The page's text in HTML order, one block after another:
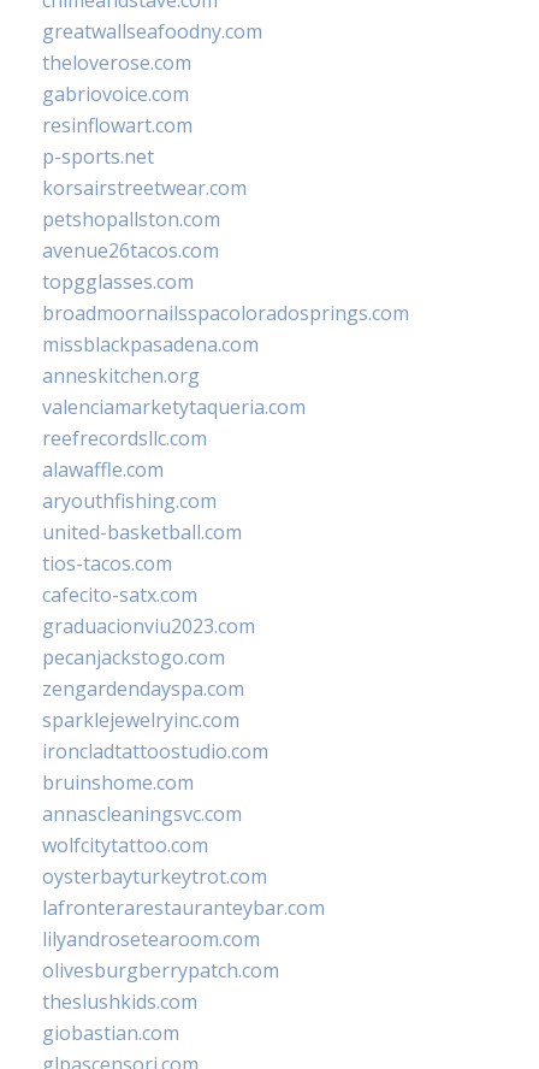
greatwallseafoodny.com
theloverose.com
gabriovoice.com
resinflowart.com
p-sports.net
korsairstreetwear.com
petshopallston.com
avenue26tacos.com
topgglasses.com
broadmoornailsspacoloradosprings.com
missblackpasadena.com
anneskitchen.org
valenciamarketytaqueria.com
reefrecordsllc.com
alawaffle.com
aryouthfishing.com
united-basketball.com
tios-tacos.com
cafecito-satx.com
graduacionviu2023.com
pecanjackstogo.com
zengardendayspa.com
sparklejewelryinc.com
ironcladtattoostudio.com
bruinshome.com
annascleaningsvc.com
wolfcitytattoo.com
oysterbayturkeytrot.com
lafronterarestauranteybar.com
lilyandrosetearoom.com
olivesburgberrypatch.com
theslushkids.com
giobastian.com